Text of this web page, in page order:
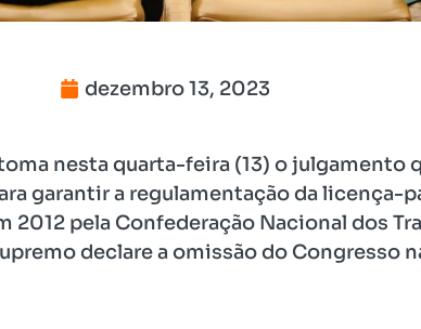
dezembro 13, 2023
nesta quarta-feira (13) o julgamento
garantir a regulamentação da licença-
2012 pela Confederação Nacional dos
declare a omissão do Congresso